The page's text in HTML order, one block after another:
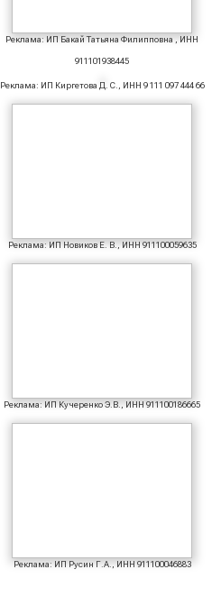
Реклама: ИП Бакай Татьяна Филипповна , ИНН
911101938445
Реклама: ИП Киргетова Д. С., ИНН 9 111 097 444 66
Реклама: ИП Новиков Е. В., ИНН 911100059635
Реклама: ИП Кучеренко Э.В., ИНН 911100186665
Реклама: ИП Русин Г.А., ИНН 911100046883